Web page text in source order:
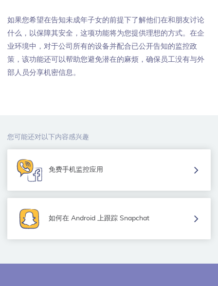
如果您希望在告知未成年子女的前提下了解他们在和朋友讨论
什么，以保障其安全，这项功能将为您提供理想的方式。在企
业环境中，对于公司所有的设备并配合已公开告知的监控政
策，该功能还可以帮助您避免潜在的麻烦，确保员工没有与外
部人员分享机密信息。
您可能还对以下内容感兴趣
免费手机监控应用
如何在 Android 上跟踪 Snapchat